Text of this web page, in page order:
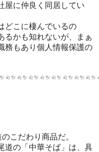
屋に仲良く同居してい
どこに棲んでいるの
るかも知れないが、まぁ
務もあり個人情報保護の
こだわり商品だ。
道の「中華そば」は、具